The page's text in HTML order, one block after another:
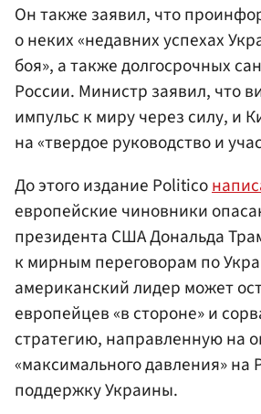
Он также заявил, что
о неких «недавних успехах
боя», а также долгосрочных
России. Министр заявил, что
импульс к миру через силу, и
на «твердое руководство и
До этого издание Politico
европейские чиновники
президента США Дональда
к мирным переговорам по
американский лидер может
европейцев «в стороне» и
стратегию, направленную на
«максимального давления» на
поддержку Украины.